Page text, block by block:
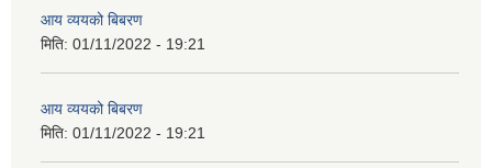
आय व्ययको बिबरण
मिति: 01/11/2022 - 19:21
आय व्ययको बिबरण
मिति: 01/11/2022 - 19:21